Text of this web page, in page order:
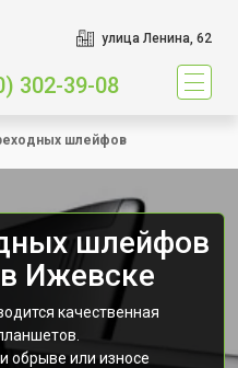
улица Ленина, 62
302-39-08
шлейфов
шлейфов
Ижевске
качественная
обрыве или износе